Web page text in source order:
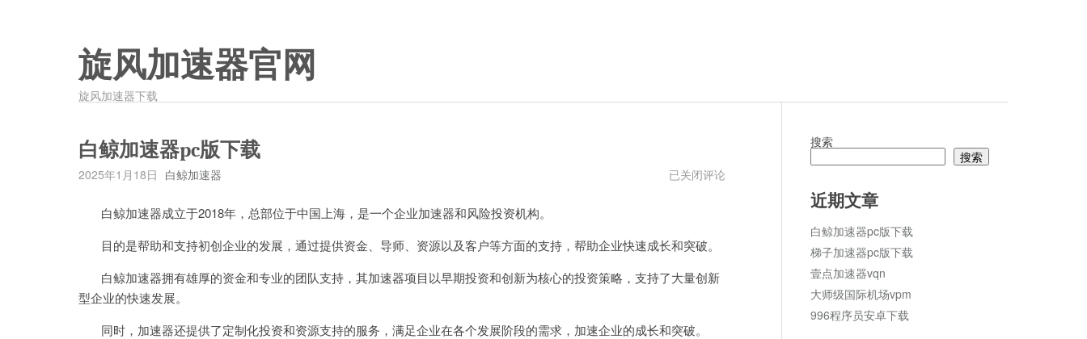
旋风加速器官网
旋风加速器下载
白鲸加速器pc版下载
2025年1月18日 白鲸加速器
白
pc
版
载
已关闭评论
白鲸加速器成立于2018年，总部位于中国上海，是一个企业加速器和风险投资机构。
目的是帮助和支持初创企业的发展，通过提供资金、导师、资源以及客户等方面的支持，帮助企业快速成长和突破。
白鲸加速器拥有雄厚的资金和专业的团队支持，其加速器项目以早期投资和创新为核心的投资策略，支持了大量创新
型企业的快速发展。
同时，加速器还提供了定制化投资和资源支持的服务，满足企业在各个发展阶段的需求，加速企业的成长和突破。
搜索
搜索
近期文章
白鲸加速器pc版下载
梯子加速器pc版下载
壹点加速器vqn
大师级国际机场vpm
996程序员安卓下载